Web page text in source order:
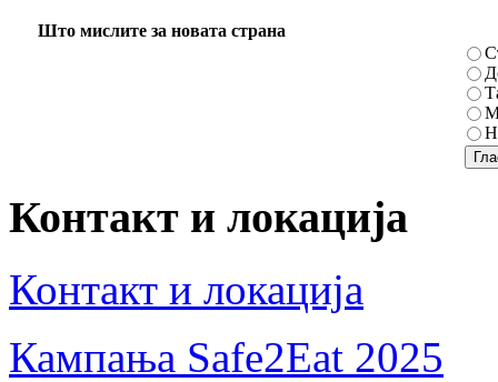
Што мислите за новата страна
Контакт и локација
Контакт и локација
Кампања Safe2Eat 2025